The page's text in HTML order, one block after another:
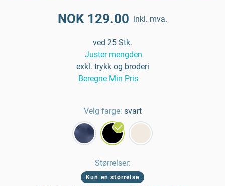
NOK 129.00 inkl. mva.
ved 25 Stk.
Juster mengden
exkl. trykk og broderi
Beregne Min Pris
Velg farge: svart
Størrelser:
Kun en størrelse